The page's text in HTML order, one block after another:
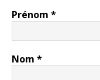
Prénom *
Nom *